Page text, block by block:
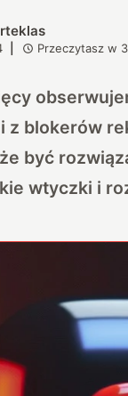
Przeczytasz w 3
z blokerów
być
wtyczki i